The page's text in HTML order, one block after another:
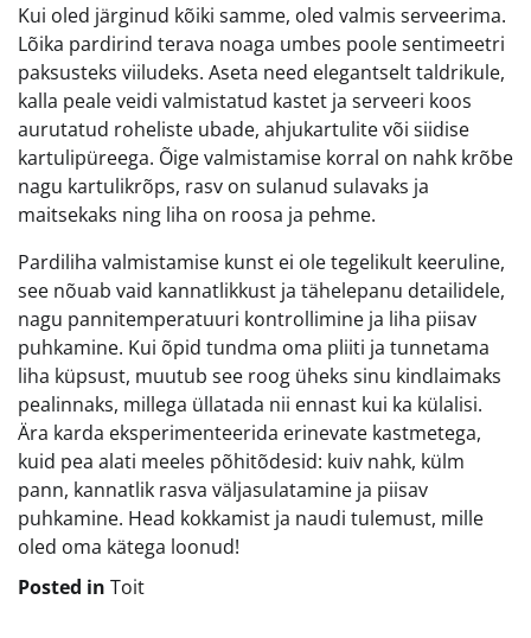
Kui oled järginud kõiki samme, oled valmis serveerima.
Lõika pardirind terava noaga umbes poole sentimeetri
paksusteks viiludeks. Aseta need elegantselt taldrikule,
kalla peale veidi valmistatud kastet ja serveeri koos
aurutatud roheliste ubade, ahjukartulite või siidise
kartulipüreega. Õige valmistamise korral on nahk krõbe
nagu kartulikrõps, rasv on sulanud sulavaks ja
maitsekaks ning liha on roosa ja pehme.
Pardiliha valmistamise kunst ei ole tegelikult keeruline,
see nõuab vaid kannatlikkust ja tähelepanu detailidele,
nagu pannitemperatuuri kontrollimine ja liha piisav
puhkamine. Kui õpid tundma oma pliiti ja tunnetama
liha küpsust, muutub see roog üheks sinu kindlaimaks
pealinnaks, millega üllatada nii ennast kui ka külalisi.
Ära karda eksperimenteerida erinevate kastmetega,
kuid pea alati meeles põhitõdesid: kuiv nahk, külm
pann, kannatlik rasva väljasulatamine ja piisav
puhkamine. Head kokkamist ja naudi tulemust, mille
oled oma kätega loonud!
Posted in Toit